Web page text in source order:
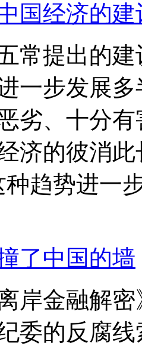
国经济的
常提出的
一步发展
劣、十分
济的彼消
种趋势进一
了中国的墙
岸金融解
委的反腐